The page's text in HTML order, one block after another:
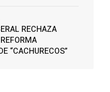
RECHAZA
“CACHURECOS”